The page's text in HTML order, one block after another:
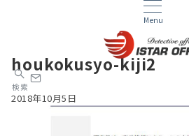
Menu
検索
houkokusyo-kiji2
2018年10月5日